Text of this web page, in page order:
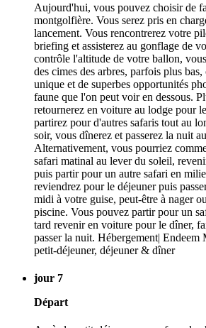
Aujourd'hui, vous pouvez choisir de
montgolfière. Vous serez pris en
lancement. Vous rencontrerez votre
briefing et assisterez au gonflage de
contrôle l'altitude de votre ballon,
des cimes des arbres, parfois plus
unique et de superbes opportunités
faune que l'on peut voir en dessous.
retournerez en voiture au lodge pour
partirez pour d'autres safaris tout au
soir, vous dînerez et passerez la nuit
Alternativement, vous pourriez
safari matinal au lever du soleil,
puis partir pour un autre safari en
reviendrez pour le déjeuner puis
midi à votre guise, peut-être à nager
piscine. Vous pouvez partir pour un
tard revenir en voiture pour le dîner,
passer la nuit. Hébergement| Endeem
petit-déjeuner, déjeuner & dîner
jour 7
Départ